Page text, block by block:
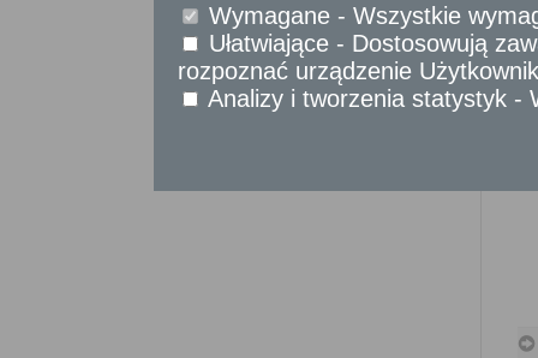
Usługidla instytucji,
urzędów
Wymagane - Wszystkie
Ułatwiające - Dostosowują
rozpoznać urządzenie
Analizy i tworzenia statystyk -